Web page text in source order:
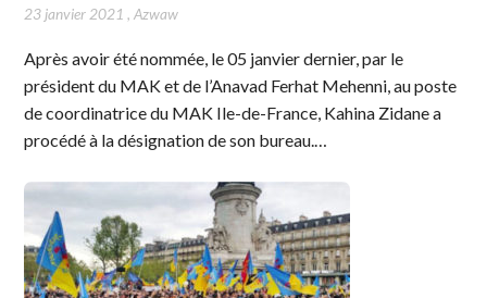
23 janvier 2021 ,Azwaw
Après avoir été nommée, le 05 janvier dernier, par le
président du MAK et de l’Anavad Ferhat Mehenni, au poste
de coordinatrice du MAK Ile-de-France, Kahina Zidane a
procédé à la désignation de son bureau.…